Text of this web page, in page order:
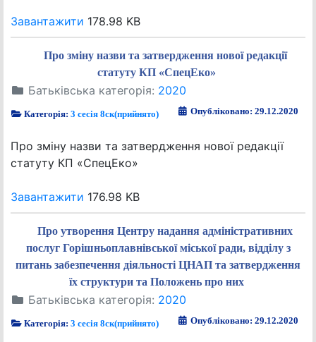
Завантажити 178.98 KB
Про зміну назви та затвердження нової редакції
статуту КП «СпецЕко»
Батьківська категорія: 2020
Категорія:3 сесія 8ск(прийнято) Опубліковано: 29.12.2020
Про зміну назви та затвердження нової редакції
статуту КП «СпецЕко»
Завантажити 176.98 KB
Про утворення Центру надання адміністративних
послуг Горішньоплавнівської міської ради, відділу з
питань забезпечення діяльності ЦНАП та затвердження
їх структури та Положень про них
Батьківська категорія: 2020
Категорія:3 сесія 8ск(прийнято) Опубліковано: 29.12.2020